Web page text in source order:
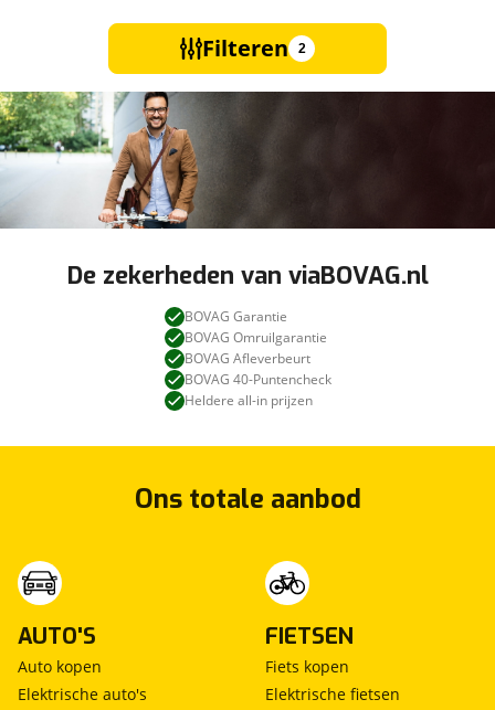
Filteren 2
De zekerheden van viaBOVAG.nl
BOVAG Garantie
BOVAG Omruilgarantie
BOVAG Afleverbeurt
BOVAG 40-Puntencheck
Heldere all-in prijzen
Ons totale aanbod
AUTO'S
Auto kopen
Elektrische auto's
FIETSEN
Fiets kopen
Elektrische fietsen